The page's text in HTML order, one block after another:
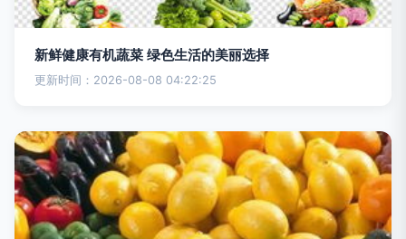
新鲜健康有机蔬菜 绿色生活的美丽选择
更新时间：2026-08-08 04:22:25